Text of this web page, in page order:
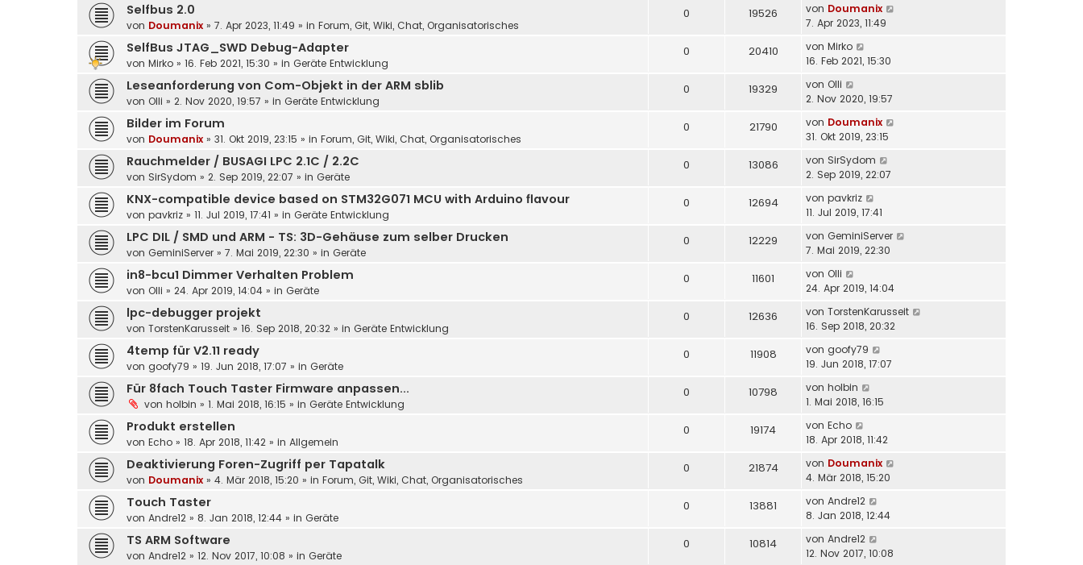
Selfbus 2.0
von Doumanix » 7. Apr 2023, 11:49 » in Forum, Git, Wiki, Chat, Organisatorisches
0 19526 von Doumanix
7. Apr 2023, 11:49
SelfBus JTAG_SWD Debug-Adapter
von Mirko » 16. Feb 2021, 15:30 » in Geräte Entwicklung
0 20410 von Mirko
16. Feb 2021, 15:30
Leseanforderung von Com-Objekt in der ARM sblib
von Olli » 2. Nov 2020, 19:57 » in Geräte Entwicklung
0 19329 von Olli
2. Nov 2020, 19:57
Bilder im Forum
von Doumanix » 31. Okt 2019, 23:15 » in Forum, Git, Wiki, Chat, Organisatorisches
0 21790 von Doumanix
31. Okt 2019, 23:15
Rauchmelder / BUSAGI LPC 2.1C / 2.2C
von SirSydom » 2. Sep 2019, 22:07 » in Geräte
0 13086 von SirSydom
2. Sep 2019, 22:07
KNX-compatible device based on STM32G071 MCU with Arduino flavour
von pavkriz » 11. Jul 2019, 17:41 » in Geräte Entwicklung
0 12694 von pavkriz
11. Jul 2019, 17:41
LPC DIL / SMD und ARM - TS: 3D-Gehäuse zum selber Drucken
von GeminiServer » 7. Mai 2019, 22:30 » in Geräte
0 12229 von GeminiServer
7. Mai 2019, 22:30
in8-bcu1 Dimmer Verhalten Problem
von Olli » 24. Apr 2019, 14:04 » in Geräte
0 11601 von Olli
24. Apr 2019, 14:04
lpc-debugger projekt
von TorstenKarusseit » 16. Sep 2018, 20:32 » in Geräte Entwicklung
0 12636 von TorstenKarusseit
16. Sep 2018, 20:32
4temp für V2.11 ready
von goofy79 » 19. Jun 2018, 17:07 » in Geräte
0 11908 von goofy79
19. Jun 2018, 17:07
Für 8fach Touch Taster Firmware anpassen...
von holbin » 1. Mai 2018, 16:15 » in Geräte Entwicklung
0 10798 von holbin
1. Mai 2018, 16:15
Produkt erstellen
von Echo » 18. Apr 2018, 11:42 » in Allgemein
0 19174 von Echo
18. Apr 2018, 11:42
Deaktivierung Foren-Zugriff per Tapatalk
von Doumanix » 4. Mär 2018, 15:20 » in Forum, Git, Wiki, Chat, Organisatorisches
0 21874 von Doumanix
4. Mär 2018, 15:20
Touch Taster
von Andre12 » 8. Jan 2018, 12:44 » in Geräte
0 13881 von Andre12
8. Jan 2018, 12:44
TS ARM Software
von Andre12 » 12. Nov 2017, 10:08 » in Geräte
0 10814 von Andre12
12. Nov 2017, 10:08